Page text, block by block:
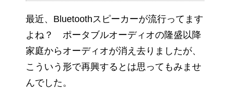
最近、Bluetoothスピーカーが流行ってます
よね？ ポータブルオーディオの隆盛以降
家庭からオーディオが消え去りましたが、
こういう形で再興するとは思ってもみませ
んでした。